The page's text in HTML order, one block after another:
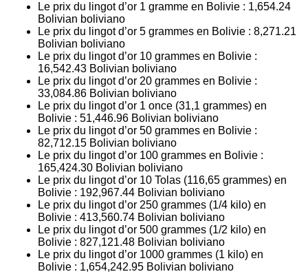
Le prix du lingot d’or 1 gramme en Bolivie : 1,654.24
Bolivian boliviano
Le prix du lingot d’or 5 grammes en Bolivie : 8,271.21
Bolivian boliviano
Le prix du lingot d’or 10 grammes en Bolivie :
16,542.43 Bolivian boliviano
Le prix du lingot d’or 20 grammes en Bolivie :
33,084.86 Bolivian boliviano
Le prix du lingot d’or 1 once (31,1 grammes) en
Bolivie : 51,446.96 Bolivian boliviano
Le prix du lingot d’or 50 grammes en Bolivie :
82,712.15 Bolivian boliviano
Le prix du lingot d’or 100 grammes en Bolivie :
165,424.30 Bolivian boliviano
Le prix du lingot d’or 10 Tolas (116,65 grammes) en
Bolivie : 192,967.44 Bolivian boliviano
Le prix du lingot d’or 250 grammes (1/4 kilo) en
Bolivie : 413,560.74 Bolivian boliviano
Le prix du lingot d’or 500 grammes (1/2 kilo) en
Bolivie : 827,121.48 Bolivian boliviano
Le prix du lingot d’or 1000 grammes (1 kilo) en
Bolivie : 1,654,242.95 Bolivian boliviano